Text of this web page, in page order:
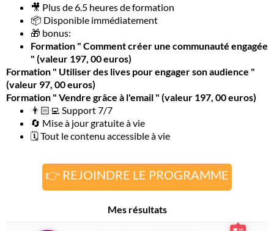
🎥 Plus de 6.5 heures de formation
📦 Disponible immédiatement
🎁 bonus:
Formation " Comment créer une communauté engagée
" (valeur 197, 00 euros)
Formation " Utiliser des lives pour engager son audience "
(valeur 97, 00 euros)
Formation " Vendre grâce à l'email " (valeur 197, 00 euros)
👨🏻‍💻 Support 7/7
🔄 Mise à jour gratuite à vie
🗓 Tout le contenu accessible à vie
👉 REJOINDRE LE PROGRAMME
Mes résultats